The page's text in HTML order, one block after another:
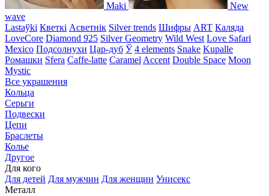
Maki
New
wave
Lastaўki Кветкі Асветнiк Silver trends Шифры ART Каляда
LoveCore Diamond 925 Silver Geometry Wild West Love Safari
Mexico Подсолнухи Цар-дуб Ў 4 elements Snake Kupalle
Ромашки Sfera Caffe-latte Caramel Accent Double Space Moon
Mystic
Все украшения
Кольца
Серьги
Подвески
Цепи
Браслеты
Колье
Другое
Для кого
Для детей Для мужчин Для женщин Унисекс
Металл